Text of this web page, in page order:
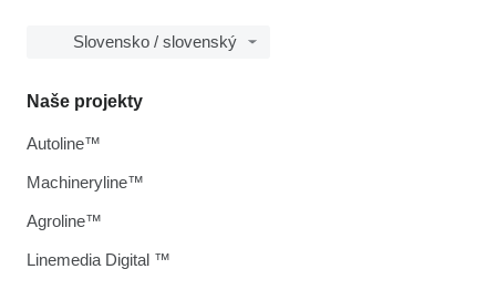
Slovensko / slovenský
Naše projekty
Autoline™
Machineryline™
Agroline™
Linemedia Digital ™